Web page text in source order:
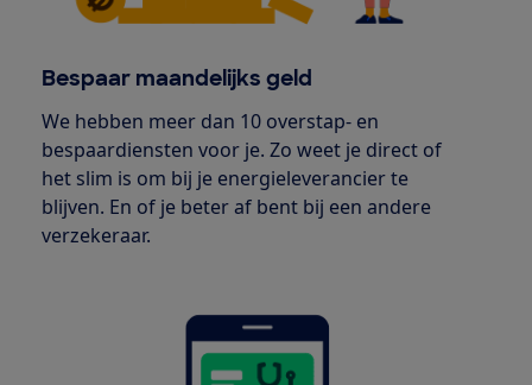
Bespaar maandelijks geld
We hebben meer dan 10 overstap- en
bespaardiensten voor je. Zo weet je direct of
het slim is om bij je energieleverancier te
blijven. En of je beter af bent bij een andere
verzekeraar.